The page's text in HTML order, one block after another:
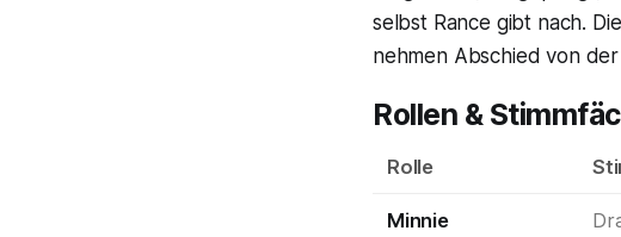
selbst Rance gibt nach.
nehmen Abschied von
Rollen &
Rolle
Minnie